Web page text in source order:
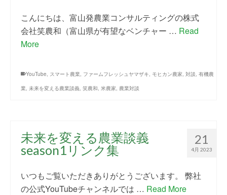
こんにちは、富山発農業コンサルティングの株式
会社笑農和（富山県が有望なベンチャー … Read
More
YouTube, スマート農業, ファームフレッシュヤマザキ, モヒカン農家, 対談, 有機農
業, 未来を変える農業談義, 笑農和, 米農家, 農業対談
21
4月 2023
未来を変える農業談義
season1リンク集
いつもご覧いただきありがとうございます。 弊社
の公式YouTubeチャンネルでは … Read More